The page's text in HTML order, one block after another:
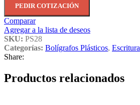
PEDIR COTIZACIÓN
Comparar
Agregar a la lista de deseos
SKU: PS28
Categorías: Bolígrafos Plásticos, Escritura
Share:
Productos relacionados